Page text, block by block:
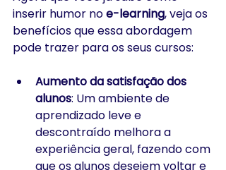
inserir humor no e-learning, veja os
benefícios que essa abordagem
pode trazer para os seus cursos:
Aumento da satisfação dos
alunos: Um ambiente de
aprendizado leve e
descontraído melhora a
experiência geral, fazendo com
que os alunos desejem voltar e